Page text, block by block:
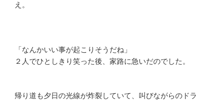
え。
「なんかいい事が起こりそうだね」
２人でひとしきり笑った後、家路に急いだのでした。
帰り道も夕日の光線が炸裂していて、叫びながらのドラ